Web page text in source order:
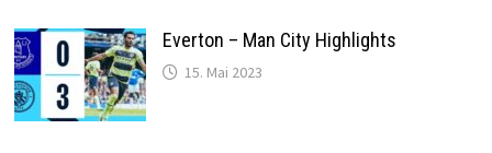
Everton – Man City Highlights
15. Mai 2023